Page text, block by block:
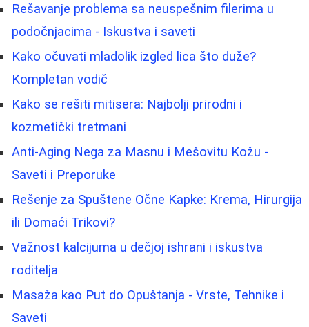
Rešavanje problema sa neuspešnim filerima u
podočnjacima - Iskustva i saveti
Kako očuvati mladolik izgled lica što duže?
Kompletan vodič
Kako se rešiti mitisera: Najbolji prirodni i
kozmetički tretmani
Anti-Aging Nega za Masnu i Mešovitu Kožu -
Saveti i Preporuke
Rešenje za Spuštene Očne Kapke: Krema, Hirurgija
ili Domaći Trikovi?
Važnost kalcijuma u dečjoj ishrani i iskustva
roditelja
Masaža kao Put do Opuštanja - Vrste, Tehnike i
Saveti